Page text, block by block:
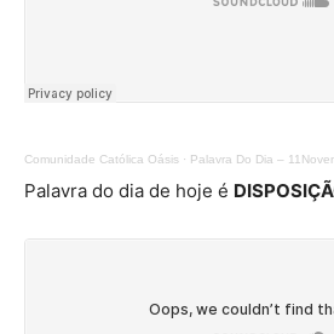
Comunidade Católica Oásis · Palavra Do Dia –
Palavra do dia de hoje é